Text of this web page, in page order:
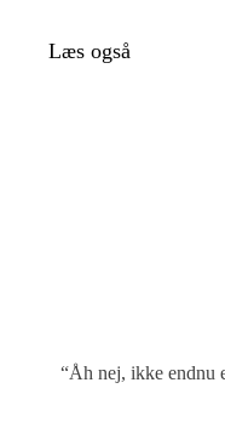
Læs også
“Åh nej, ikke endnu